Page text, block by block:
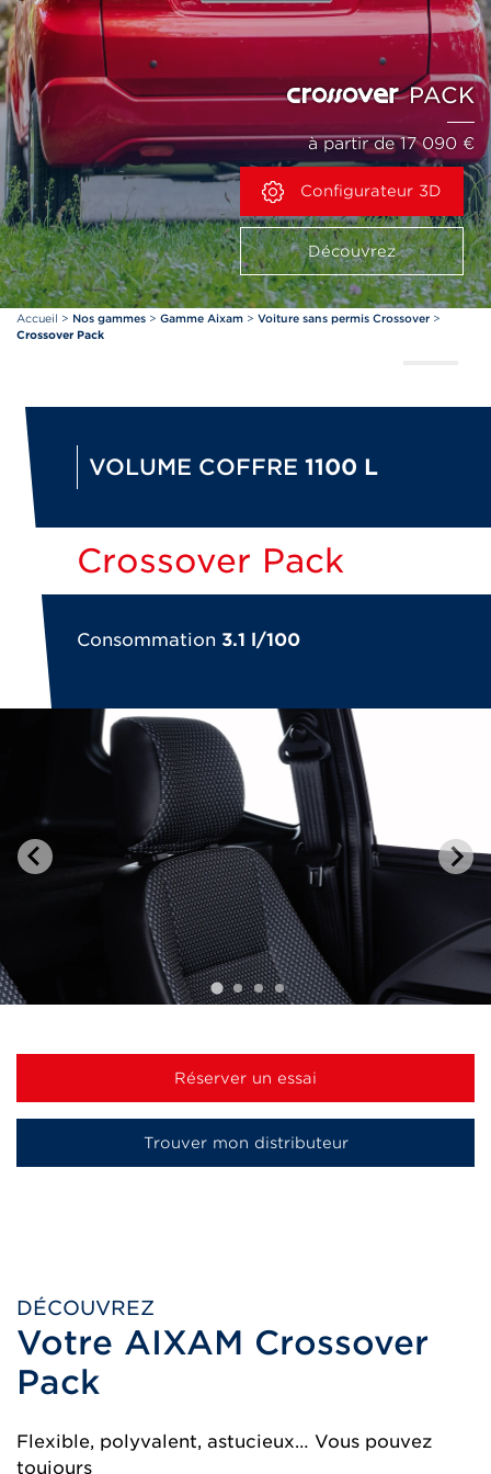
PACK
à partir de 17 090 €
Configurateur 3D
Découvrez
Accueil > Nos gammes > Gamme Aixam > Voiture sans permis Crossover >
Crossover Pack
VOLUME COFFRE 1100 L
Crossover Pack
Consommation 3.1 l/100
Réserver un essai
Trouver mon distributeur
DÉCOUVREZ
Votre AIXAM Crossover
Pack
Flexible, polyvalent, astucieux… Vous pouvez
toujours